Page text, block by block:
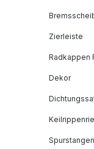
Zierleiste
Radkappen
Dekor